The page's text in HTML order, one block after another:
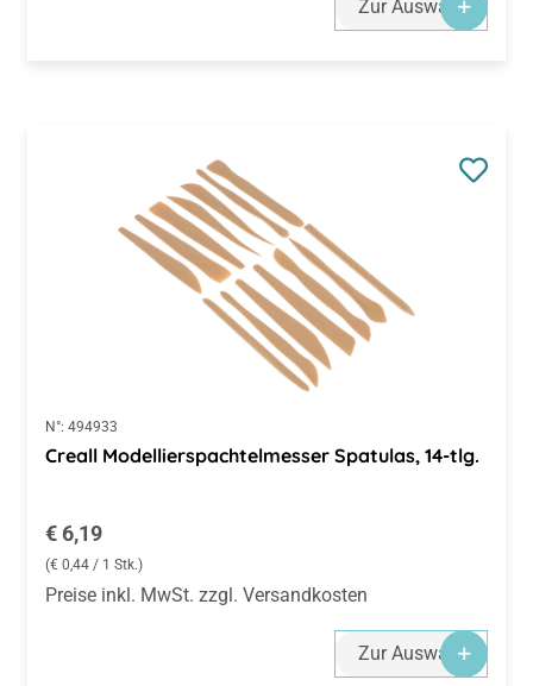
Zur Auswahl
N°: 494933
Creall Modellierspachtelmesser Spatulas, 14-tlg.
Regulärer Preis:
€ 6,19
(€ 0,44 / 1 Stk.)
Preise inkl. MwSt. zzgl. Versandkosten
Zur Auswahl